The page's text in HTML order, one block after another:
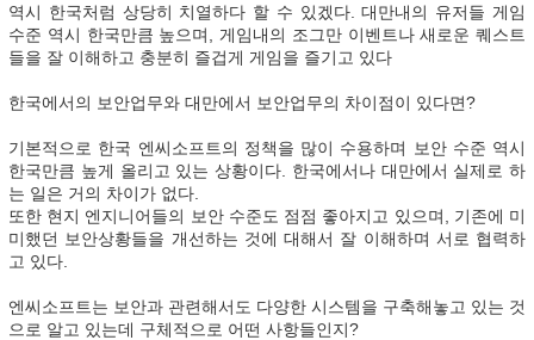
역시 한국처럼 상당히 치열하다 할 수 있겠다. 대만내의 유저들 게임
수준 역시 한국만큼 높으며, 게임내의 조그만 이벤트나 새로운 퀘스트
들을 잘 이해하고 충분히 즐겁게 게임을 즐기고 있다
한국에서의 보안업무와 대만에서 보안업무의 차이점이 있다면?
기본적으로 한국 엔씨소프트의 정책을 많이 수용하며 보안 수준 역시
한국만큼 높게 올리고 있는 상황이다. 한국에서나 대만에서 실제로 하
는 일은 거의 차이가 없다.
또한 현지 엔지니어들의 보안 수준도 점점 좋아지고 있으며, 기존에 미
미했던 보안상황들을 개선하는 것에 대해서 잘 이해하며 서로 협력하
고 있다.
엔씨소프트는 보안과 관련해서도 다양한 시스템을 구축해놓고 있는 것
으로 알고 있는데 구체적으로 어떤 사항들인지?